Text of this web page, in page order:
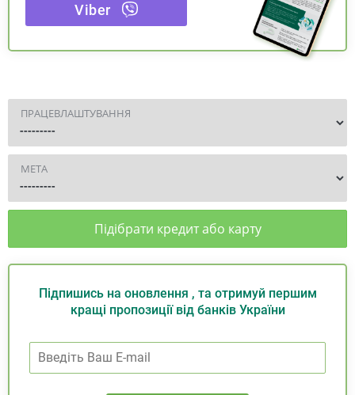
Viber
ПРАЦЕВЛАШТУВАННЯ
МЕТА
Підібрати кредит або карту
Підпишись на оновлення , та отримуй першим
кращі пропозиції від банків України